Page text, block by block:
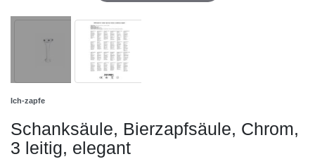
Ich-zapfe
Schanksäule, Bierzapfsäule, Chrom,
3 leitig, elegant